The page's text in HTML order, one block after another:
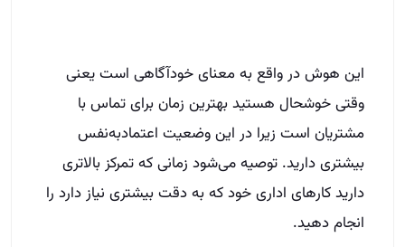
این هوش در واقع به معنای خودآگاهی است یعنی
وقتی خوشحال هستید بهترین زمان برای تماس با
مشتریان است زیرا در این وضعیت اعتمادبه‌نفس
بیشتری دارید. توصیه می‌شود زمانی که تمرکز بالاتری
دارید کارهای اداری خود که به ‌دقت بیشتری نیاز دارد را
انجام دهید.